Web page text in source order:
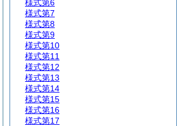
様式第6
様式第7
様式第8
様式第9
様式第10
様式第11
様式第12
様式第13
様式第14
様式第15
様式第16
様式第17